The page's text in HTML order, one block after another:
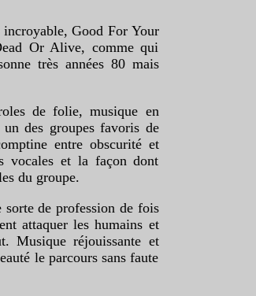
Good For Your
Or Alive, comme qui
très années 80 mais
de folie, musique en
des groupes favoris de
entre obscurité et
vocales et la façon dont
du groupe.
de profession de fois
attaquer les humains et
Musique réjouissante et
le parcours sans faute